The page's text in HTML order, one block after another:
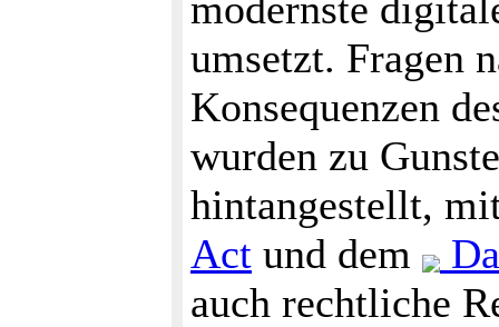
umsetzt. Fragen
Konsequenzen
wurden zu
hintangestellt,
Act und dem
auch rechtliche